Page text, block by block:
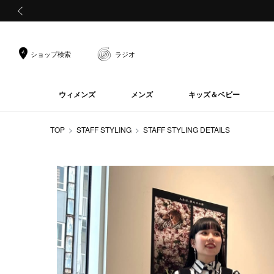
ショップ検索 ラジオ
ウィメンズ メンズ キッズ＆ベビー
TOP STAFF STYLING STAFF STYLING DETAILS